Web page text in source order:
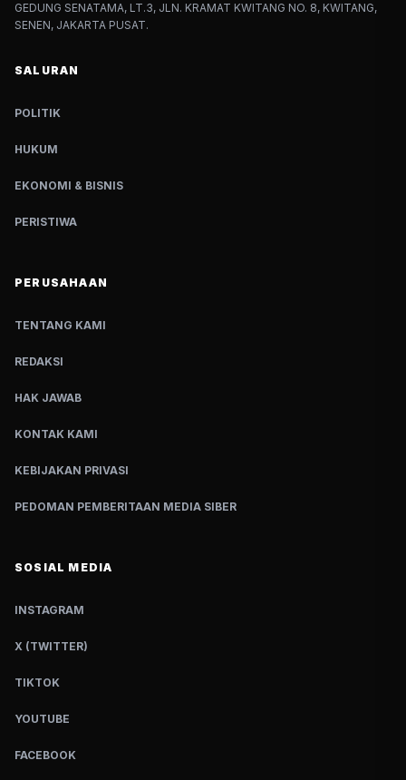
GEDUNG SENATAMA, LT.3, JLN. KRAMAT KWITANG NO. 8, KWITANG,
SENEN, JAKARTA PUSAT.
SALURAN
POLITIK
HUKUM
EKONOMI & BISNIS
PERISTIWA
PERUSAHAAN
TENTANG KAMI
REDAKSI
HAK JAWAB
KONTAK KAMI
KEBIJAKAN PRIVASI
PEDOMAN PEMBERITAAN MEDIA SIBER
SOSIAL MEDIA
INSTAGRAM
X (TWITTER)
TIKTOK
YOUTUBE
FACEBOOK